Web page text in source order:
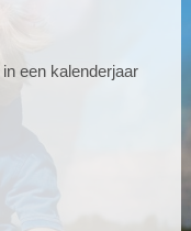
een kalenderjaar